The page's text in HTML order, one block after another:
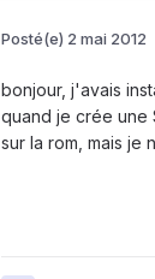
Posté(e) 2 mai 2012
bonjour, j'avais
quand je crée une
sur la rom, mais je